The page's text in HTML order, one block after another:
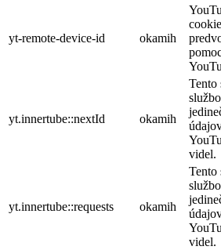
yt-remote-device-id okamih
yt.innertube::nextId okamih
Tento
videl.
yt.innertube::requests okamih
Tento
videl.